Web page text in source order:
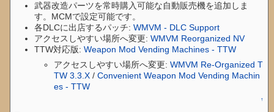
武器改造パーツを常時購入可能な自動販売機を追加しま
す。MCMで設定可能です。
各DLCに出店するパッチ:WMVM - DLC Support
アクセスしやすい場所へ変更:WMVM Reorganized NV
TTW対応版:Weapon Mod Vending Machines - TTW
アクセスしやすい場所へ変更:WMVM Re-Organized T
TW 3.3.X /Convenient Weapon Mod Vending Machin
es - TTW
↑